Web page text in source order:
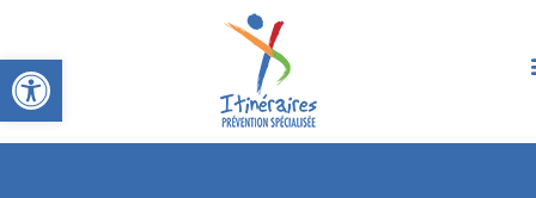
Ouvrir la barre d’outils